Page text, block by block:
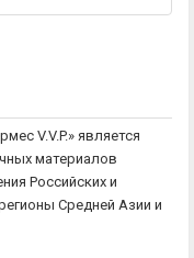
V.V.P.» является
материалов
Российских и
Средней Азии и